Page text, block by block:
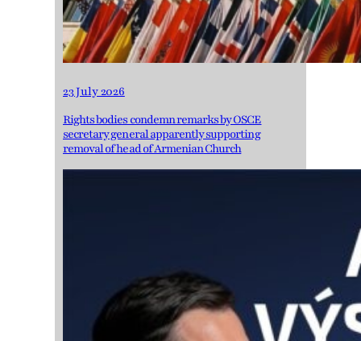
23 July 2026
Rights bodies condemn remarks by OSCE
secretary general apparently supporting
removal of head of Armenian Church